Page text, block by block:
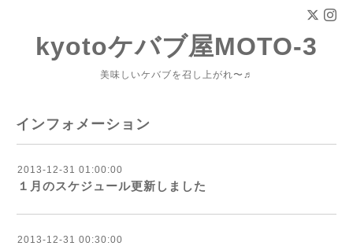
kyotoケバブ屋MOTO-3
美味しいケバブを召し上がれ〜♬
インフォメーション
2013-12-31 01:00:00
１月のスケジュール更新しました
2013-12-31 00:30:00